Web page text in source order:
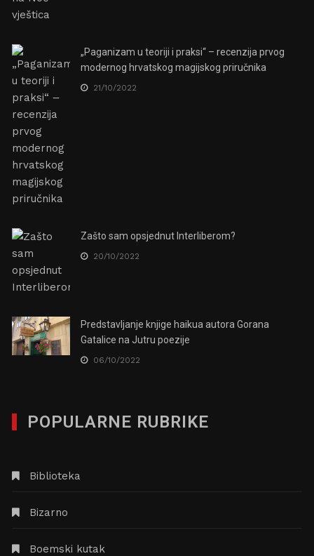
„Paganizam u teoriji i praksi“ – recenzija prvog
modernog hrvatskog magijskog priručnika
21/10/2022
Zašto sam opsjednut Interliberom?
20/10/2022
Predstavljanje knjige haikua autora Gorana
Gatalice na Jutru poezije
06/10/2022
POPULARNE RUBRIKE
Biblioteka
Bizarno
Boemski kutak